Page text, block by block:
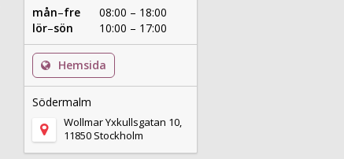
mån–fre
08:00 – 18:00
lör–sön 10:00 – 17:00
Hemsida
Södermalm
Wollmar Yxkullsgatan 10,
11850 Stockholm